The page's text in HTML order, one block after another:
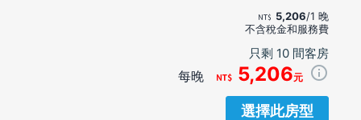
5,206/1 晚
不含稅金和服務費
只剩 10 間客房
每晚 5,206元
選擇此房型